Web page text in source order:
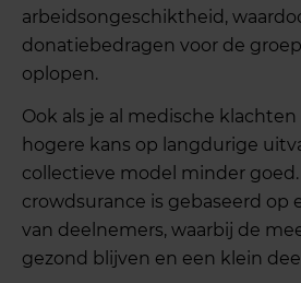
arbeidsongeschiktheid,
donatiebedragen voor de
oplopen.
Ook als je al medische
hogere kans op langdurige
collectieve model minder
crowdsurance is gebaseerd op
van deelnemers, waarbij de
gezond blijven en een klein